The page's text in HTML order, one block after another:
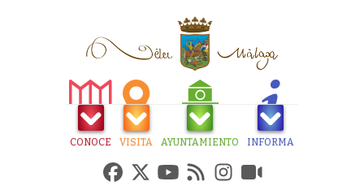
CONOCE VISITA AYUNTAMIENTO INFORMA